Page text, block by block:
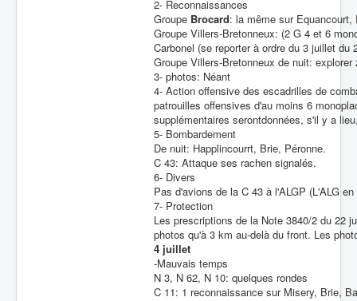
2- Reconnaissances
Groupe Brocard: la même sur
Groupe Villers-Bretonneux: (2 G 4 et 6
Carbonel (se reporter à ordre du 3 juillet du
Groupe Villers-Bretonneux de nuit:
3- photos: Néant
4- Action offensive des escadrilles de
patrouilles offensives d'au moins 6
supplémentaires serontdonnées, s'il y a
5- Bombardement
De nuit: Happlincourrt, Brie, Péronne.
C 43: Attaque ses rachen signalés.
6- Divers
Pas d'avions de la C 43 à l'ALGP (L'ALG
7- Protection
Les prescriptions de la Note 3840/2 du 22
photos qu'à 3 km au-delà du front. Les
4 juillet
-Mauvais temps
N 3, N 62, N 10: quelques rondes
C 11: 1 reconnaissance sur Misery, Brie,